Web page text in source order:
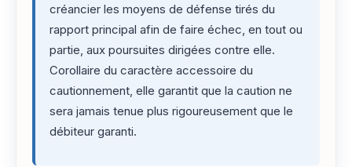
créancier les moyens de défense tirés du
rapport principal afin de faire échec, en tout ou
partie, aux poursuites dirigées contre elle.
Corollaire du caractère accessoire du
cautionnement, elle garantit que la caution ne
sera jamais tenue plus rigoureusement que le
débiteur garanti.